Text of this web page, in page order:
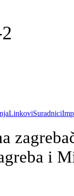
LinkoviSuradnici
i